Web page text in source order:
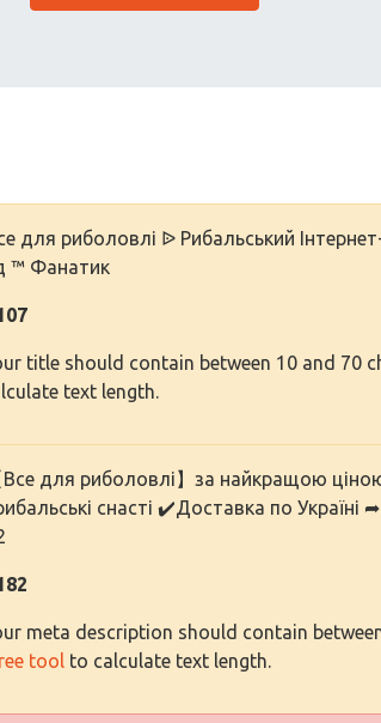
для риболовлі ᐉ Рибальський
™ Фанатик
title should contain between 10 and 70
text length.
Все для риболовлі】за найкращою
снасті ✔️Доставка по
meta description should contain
tool to calculate text length.